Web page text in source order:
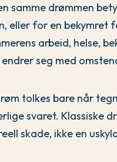
samme drømmen
eller for en bekymret
arbeid, helse,
seg med
tolkes bare når
svaret. Klassiske
skade, ikke en